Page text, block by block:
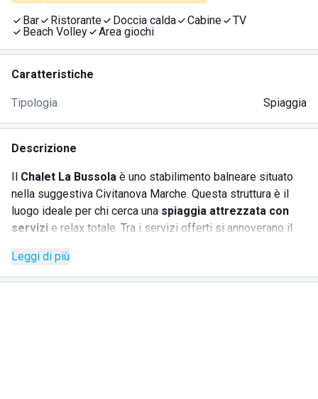
Bar Ristorante Doccia calda Cabine
TV
Beach Volley
Area giochi
Caratteristiche
Tipologia Spiaggia
Descrizione
Il Chalet La Bussola è uno stabilimento balneare situato
nella suggestiva Civitanova Marche. Questa struttura è il
luogo ideale per chi cerca una spiaggia attrezzata con
servizi e relax totale. Tra i servizi offerti si annoverano il
specialità di pesce locale. La presenza di Wi-Fi gratuito e
servizi pet-friendly rende il soggiorno ancora più piacevole.
Leggi di più